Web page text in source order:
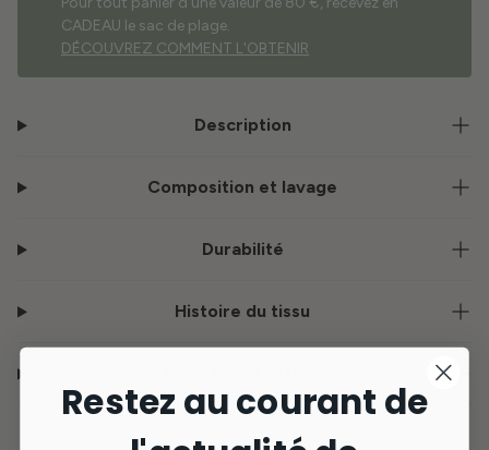
CADEAU le sac de plage.
DÉCOUVREZ COMMENT L'OBTENIR
Description
Composition et lavage
Durabilité
Histoire du tissu
Restez au courant de